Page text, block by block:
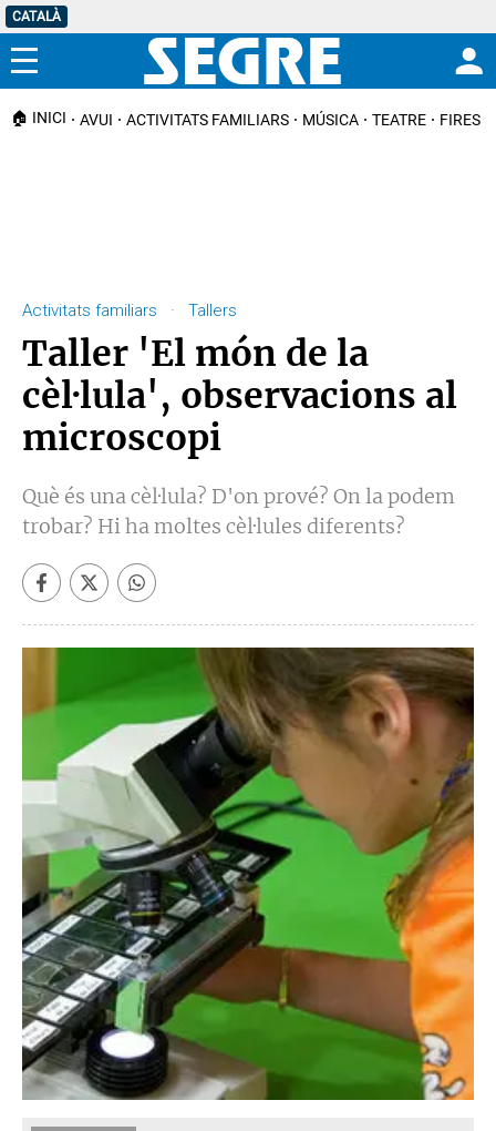
CATALÀ
Menú
🏠 INICI AVUI ACTIVITATS FAMILIARS MÚSICA TEATRE FIRES I
Activitats familiars · Tallers
Taller 'El món de la
cèl·lula', observacions al
microscopi
Què és una cèl·lula? D'on prové? On la podem
trobar? Hi ha moltes cèl·lules diferents?